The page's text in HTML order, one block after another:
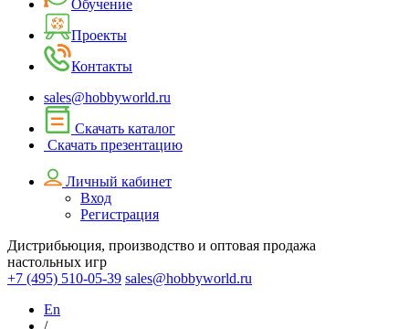
Обучение
Проекты
Контакты
sales@hobbyworld.ru
Скачать каталог
Скачать презентацию
Личный кабинет
Вход
Регистрация
Дистрибьюция, производство и оптовая продажа
настольных игр
+7 (495) 510-05-39 sales@hobbyworld.ru
En
/